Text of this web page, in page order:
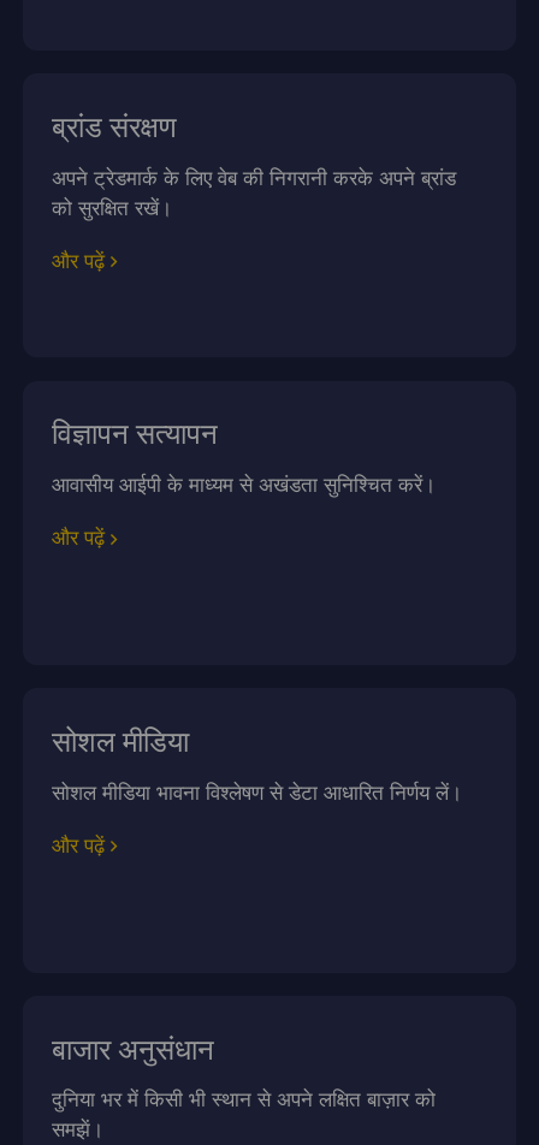
ब्रांड संरक्षण
अपने ट्रेडमार्क के लिए वेब की निगरानी करके अपने ब्रांड
को सुरक्षित रखें।
और पढ़ें
विज्ञापन सत्यापन
आवासीय आईपी के माध्यम से अखंडता सुनिश्चित करें।
और पढ़ें
सोशल मीडिया
सोशल मीडिया भावना विश्लेषण से डेटा आधारित निर्णय लें।
और पढ़ें
बाजार अनुसंधान
दुनिया भर में किसी भी स्थान से अपने लक्षित बाज़ार को
समझें।